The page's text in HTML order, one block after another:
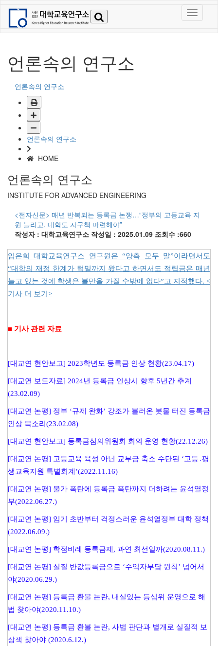
언론속의 연구소
언론속의 연구소
언론속의 연구소
HOME
언론속의 연구소
INSTITUTE FOR ADVANCED ENGINEERING
<전자신문> 매년 반복되는 등록금 논쟁…“정부의 고등교육 지
원 늘리고, 대학도 자구책 마련해야”
작성자 : 대학교육연구소 작성일 : 2025.01.09 조회수 :660
임은희 대학교육연구소 연구원은 “양측 모두 말”이라면서도
“대학의 재정 한계가 턱밑까지 왔다고 하면서도 적립금은 매년
늘고 있는 것에 학생은 불만을 가질 수밖에 없다”고 지적했다. <
기사 더 보기>
■ 기사 관련 자료
[대교연 현안보고] 2023학년도 등록금 인상 현황(23.04.17)
[대교연 보도자료] 2024년 등록금 인상시 향후 5년간 추계
(23.02.09)
[대교연 논평] 정부 ‘규제 완화’ 강조가 불러온 봇물 터진 등록금
인상 목소리(23.02.08)
[대교연 현안보고] 등록금심의위원회 회의 운영 현황(22.12.26)
[대교연 논평] 고등교육 육성 아닌 교부금 축소 수단된 ‘고등․평
생교육지원 특별회계’(2022.11.16)
[대교연 논평] 물가 폭탄에 등록금 폭탄까지 더하려는 윤석열정
부(2022.06.27.)
[대교연 논평] 임기 초반부터 걱정스러운 윤석열정부 대학 정책
(2022.06.09.)
[대교연 논평] 학점비례 등록금제, 과연 최선일까(2020.08.11.)
[대교연 논평] 실질 반값등록금으로 ‘수익자부담 원칙’ 넘어서
야(2020.06.29.)
[대교연 논평] 등록금 환불 논란, 내실있는 등심위 운영으로 해
법 찾아야(2020.11.10.)
[대교연 논평] 등록금 환불 논란, 사법 판단과 별개로 실질적 보
상책 찾아야 (2020.6.12.)